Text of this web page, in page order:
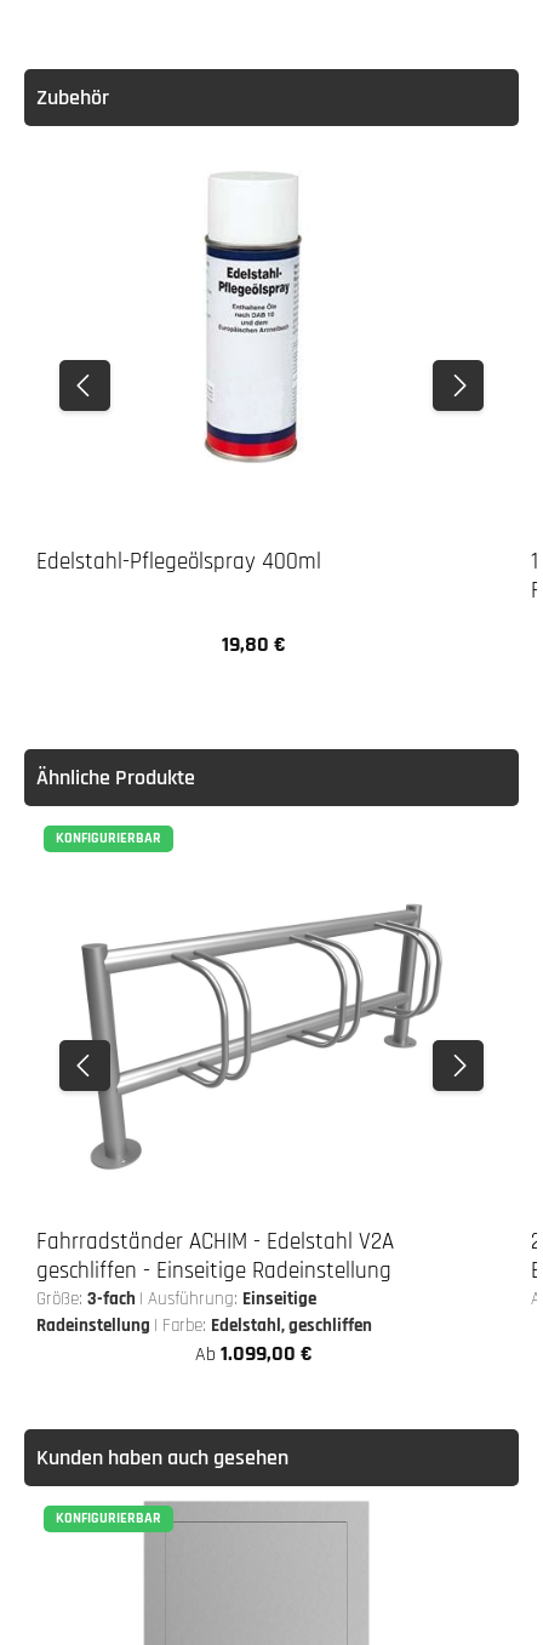
Zubehör
Edelstahl-Pflegeölspray 400ml
Regulärer Preis:
19,80 €
Ähnliche Produkte
KONFIGURIERBAR
Fahrradständer ACHIM - Edelstahl V2A
geschliffen - Einseitige Radeinstellung
Größe:3-fach | Ausführung: Einseitige
Radeinstellung | Farbe: Edelstahl, geschliffen
Ab 1.099,00 €
Kunden haben auch gesehen
KONFIGURIERBAR